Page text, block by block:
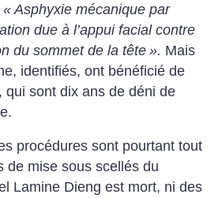
« Asphyxie mécanique par
due à l’appui facial contre
du sommet de la tête ». Mais
identifiés, ont bénéficié de
qui sont dix ans de déni de
procédures sont pourtant tout
de mise sous scellés du
Lamine Dieng est mort, ni des